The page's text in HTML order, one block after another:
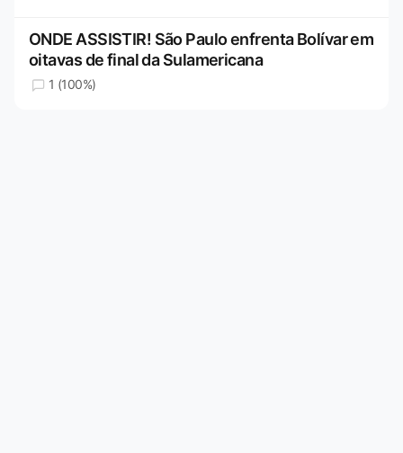
ONDE ASSISTIR! São Paulo enfrenta Bolívar em
oitavas de final da Sulamericana
1 (100%)